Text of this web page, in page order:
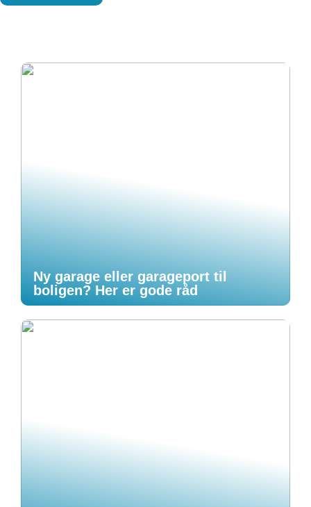
Ny garage eller garageport til
boligen? Her er gode råd